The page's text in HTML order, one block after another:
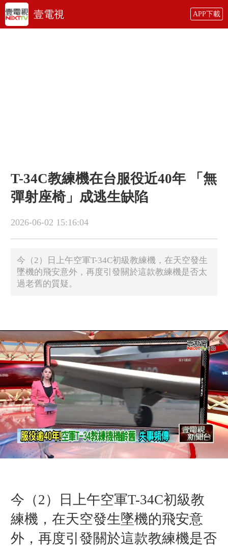
壹電視 APP下載
T-34C教練機在台服役近40年 「無
彈射座椅」成逃生缺陷
2026-06-02 15:16:04
今（2）日上午空軍T-34C初級教練機，在天空發生
墜機的飛安意外，再度引發關於這款教練機是否太
過老舊的質疑。
今（2）日上午空軍T-34C初級教
練機，在天空發生墜機的飛安意
外，再度引發關於這款教練機是否